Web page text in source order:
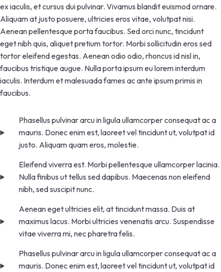
ex iaculis, et cursus dui pulvinar. Vivamus blandit euismod ornare.
Aliquam at justo posuere, ultricies eros vitae, volutpat nisi.
Aenean pellentesque porta faucibus. Sed orci nunc, tincidunt
eget nibh quis, aliquet pretium tortor. Morbi sollicitudin eros sed
tortor eleifend egestas. Aenean odio odio, rhoncus id nisl in,
faucibus tristique augue. Nulla porta ipsum eu lorem interdum
iaculis. Interdum et malesuada fames ac ante ipsum primis in
faucibus.
Phasellus pulvinar arcu in ligula ullamcorper consequat ac a
mauris. Donec enim est, laoreet vel tincidunt ut, volutpat id
justo. Aliquam quam eros, molestie.
Eleifend viverra est. Morbi pellentesque ullamcorper lacinia.
Nulla finibus ut tellus sed dapibus. Maecenas non eleifend
nibh, sed suscipit nunc.
Aenean eget ultricies elit, at tincidunt massa. Duis at
maximus lacus. Morbi ultricies venenatis arcu. Suspendisse
vitae viverra mi, nec pharetra felis.
Phasellus pulvinar arcu in ligula ullamcorper consequat ac a
mauris. Donec enim est, laoreet vel tincidunt ut, volutpat id